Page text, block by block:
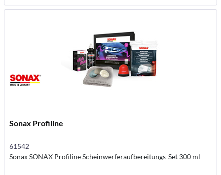
Sonax Profiline
61542
Sonax SONAX Profiline Scheinwerferaufbereitungs-Set 300 ml